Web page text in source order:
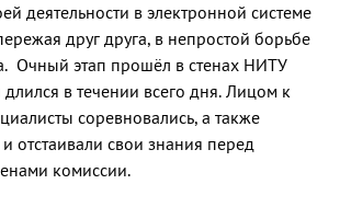
деятельности в электронной системе
друг друга, в непростой борьбе
Очный этап прошёл в стенах НИТУ
в течении всего дня. Лицом к
соревновались, а также
отстаивали свои знания перед
комиссии.